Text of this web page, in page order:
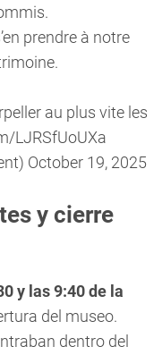
prendre à notre
au plus vite les
LJRSfUoUXa
October 19, 2025
y cierre
y las 9:40 de la
del museo.
dentro del